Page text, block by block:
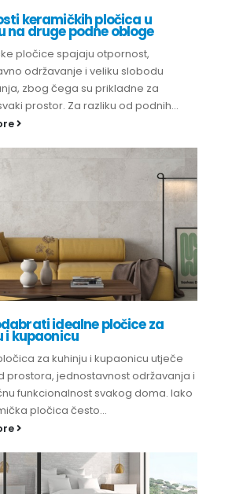
keramičkih pločica u
na druge podne obloge
pločice spajaju otpornost,
održavanje i veliku slobodu
zbog čega su prikladne za
prostor. Za razliku od podnih...
idealne pločice za
i kupaonicu
za kuhinju i kupaonicu utječe
prostora, jednostavnost održavanja i
funkcionalnost svakog doma. Iako
pločica često...